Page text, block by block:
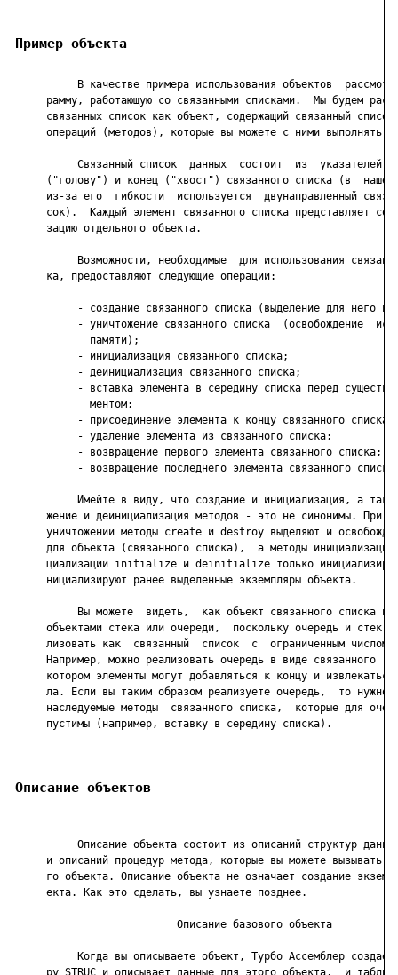
Пример объекта
В качестве примера использования объектов
рамму, работающую со связанными списками.  Мы будем
связанных список как объект, содержащий связанный список
     операций (методов), которые вы можете с ними выполнять.
Связанный список  данных  состоит  из  указателей
("голову") и конец ("хвост") связанного списка (в  нашем
из-за его  гибкости  используется  двунаправленный
сок).  Каждый элемент связанного списка представляет
     зацию отдельного объекта.
Возможности, необходимые  для использования
     ка, предоставляют следующие операции:
- создание связанного списка (выделение для него
- уничтожение связанного списка  (освобождение
            памяти);
          - инициализация связанного списка;
          - деинициализация связанного списка;
- вставка элемента в середину списка перед
            ментом;
          - присоединение элемента к концу связанного списка;
          - удаление элемента из связанного списка;
          - возвращение первого элемента связанного списка;
- возвращение последнего элемента связанного
Имейте в виду, что создание и инициализация, а
жение и деинициализация методов - это не синонимы. При
уничтожении методы create и destroy выделяют и
для объекта (связанного списка),  а методы инициализации
циализации initialize и deinitialize только
     нициализируют ранее выделенные экземпляры объекта.
Вы можете  видеть,  как объект связанного списка
объектами стека или очереди,  поскольку очередь и стек
лизовать как  связанный  список  с  ограниченным числом
Например, можно реализовать очередь в виде связанного
котором элементы могут добавляться к концу и извлекаться
ла. Если вы таким образом реализуете очередь,  то нужно
наследуемые методы  связанного списка,  которые для
     пустимы (например, вставку в середину списка).
Описание объектов